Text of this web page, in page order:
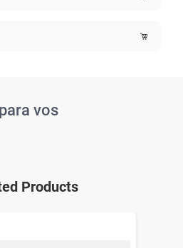
vos
Products